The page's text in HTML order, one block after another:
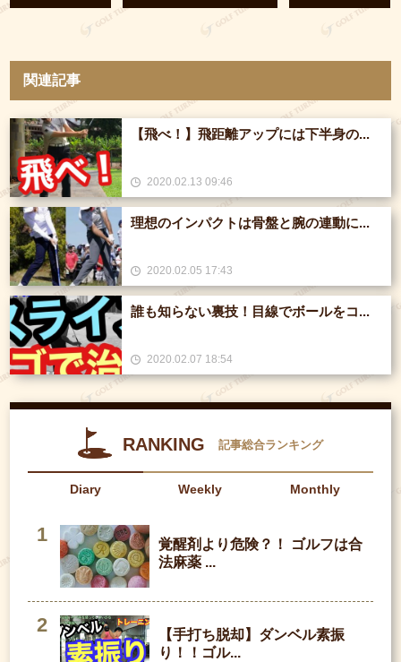
関連記事
【飛べ！】飛距離アップには下半身の...
2020.02.13 09:46
理想のインパクトは骨盤と腕の連動に...
2020.02.05 17:43
誰も知らない裏技！目線でボールをコ...
2020.02.07 18:54
RANKING 記事総合ランキング
Diary Weekly Monthly
覚醒剤より危険？！ ゴルフは合
法麻薬 ...
【手打ち脱却】ダンベル素振
り！！ゴル...